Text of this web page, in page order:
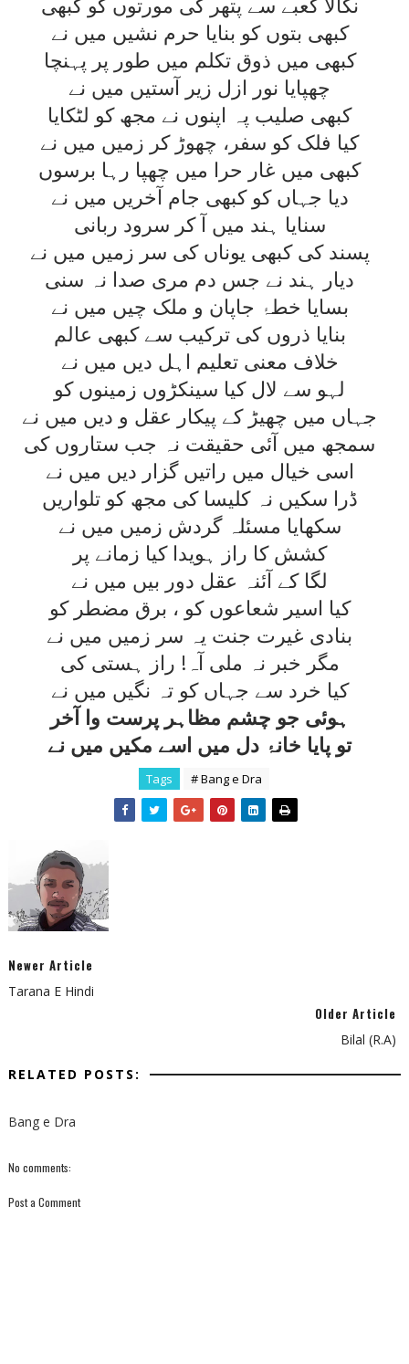
کبھی بتوں کو بنايا حرم نشيں ميں نے
کبھی ميں ذوق تکلم ميں طور پر پہنچا
چھپايا نور ازل زير آستيں ميں نے
کبھی صليب پہ اپنوں نے مجھ کو لٹکايا
کيا فلک کو سفر، چھوڑ کر زميں ميں نے
کبھی ميں غار حرا ميں چھپا رہا برسوں
ديا جہاں کو کبھی جام آخريں ميں نے
سنايا ہند ميں آ کر سرود ربانی
پسند کی کبھی يوناں کی سر زميں ميں نے
ديار ہند نے جس دم مری صدا نہ سنی
بسايا خطۂ جاپان و ملک چيں ميں نے
بنايا ذروں کی ترکيب سے کبھی عالم
خلاف معنی تعليم اہل ديں ميں نے
لہو سے لال کيا سينکڑوں زمينوں کو
جہاں ميں چھيڑ کے پيکار عقل و ديں ميں نے
سمجھ ميں آئی حقيقت نہ جب ستاروں کی
اسی خيال ميں راتيں گزار ديں ميں نے
ڈرا سکيں نہ کليسا کی مجھ کو تلواريں
سکھايا مسئلہ گردش زميں ميں نے
کشش کا راز ہويدا کيا زمانے پر
لگا کے آئنہ عقل دور بيں ميں نے
کيا اسير شعاعوں کو ، برق مضطر کو
بنادی غيرت جنت يہ سر زميں ميں نے
مگر خبر نہ ملی آہ! راز ہستی کی
کيا خرد سے جہاں کو تہ نگيں ميں نے
ہوئی جو چشم مظاہر پرست وا آخر
تو پايا خانۂ دل ميں اسے مکيں ميں نے
Tags # Bang e Dra
Newer Article
Tarana E Hindi
Older Article
Bilal (R.A)
RELATED POSTS:
Bang e Dra
No comments:
Post a Comment